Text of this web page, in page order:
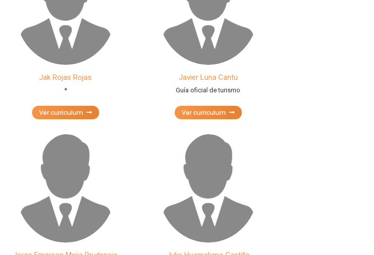
Jak Rojas Rojas
*
Ver curriculum
Javier Luna Cantu
Guía oficial de turismo
Ver curriculum